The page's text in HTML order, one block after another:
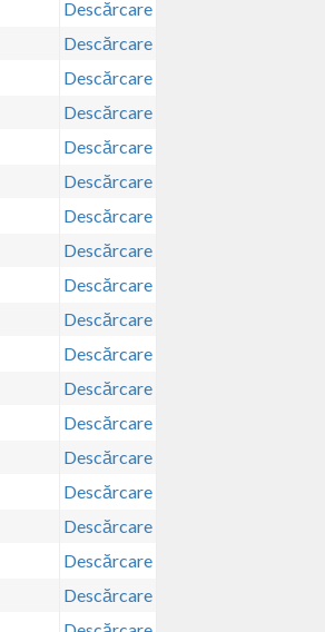
Descărcare
Descărcare
Descărcare
Descărcare
Descărcare
Descărcare
Descărcare
Descărcare
Descărcare
Descărcare
Descărcare
Descărcare
Descărcare
Descărcare
Descărcare
Descărcare
Descărcare
Descărcare